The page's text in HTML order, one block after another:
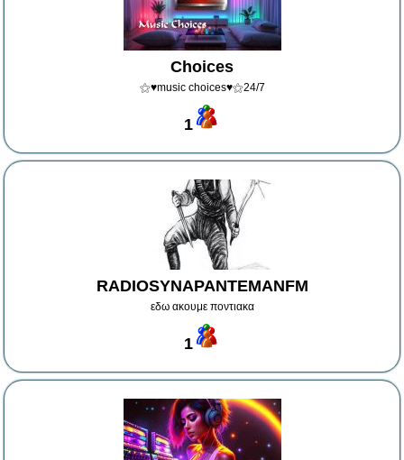
Choices
⚝♥music choices♥⚝24/7
1
RADIOSYNAPANTEMANFM
εδω ακουμε ποντιακα
1